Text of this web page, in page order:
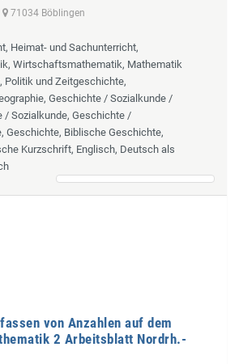
71034 Böblingen
Heimat- und Sachunterricht,
Wirtschaftsmathematik, Mathematik
Politik und Zeitgeschichte,
Geschichte / Sozialkunde /
/ Sozialkunde, Geschichte /
Geschichte, Biblische Geschichte,
Kurzschrift, Englisch, Deutsch als
von Anzahlen auf dem
2 Arbeitsblatt Nordrh.-